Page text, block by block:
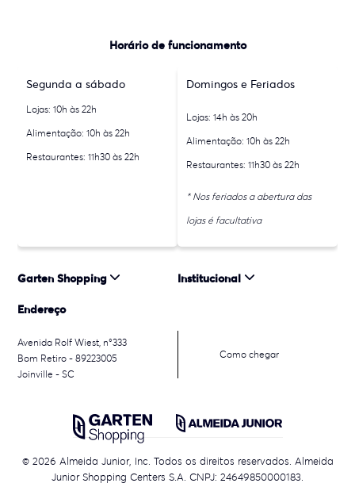
Horário de funcionamento
Segunda a sábado
Lojas: 10h às 22h
Alimentação: 10h às 22h
Restaurantes: 11h30 às 22h
Domingos e Feriados
Lojas: 14h às 20h
Alimentação: 10h às 22h
Restaurantes: 11h30 às 22h
* Nos feriados a abertura das
lojas é facultativa
Garten Shopping Institucional
Endereço
Avenida Rolf Wiest, n°333
Bom Retiro - 89223005
Joinville - SC
Como chegar
© 2026 Almeida Junior, Inc. Todos os direitos reservados. Almeida
Junior Shopping Centers S.A. CNPJ: 24649850000183.